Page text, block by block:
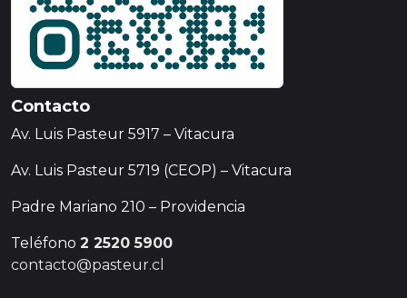
Contacto
Av. Luis Pasteur 5917 – Vitacura
Av. Luis Pasteur 5719 (CEOP) – Vitacura
Padre Mariano 210 – Providencia
Teléfono 2 2520 5900
contacto@pasteur.cl